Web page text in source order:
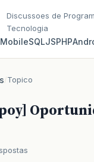
Discussoes de
Tecnologia
MobileSQLJSPHP
/Topico